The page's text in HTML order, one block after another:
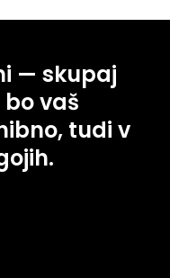
— skupaj
vaš
tudi v